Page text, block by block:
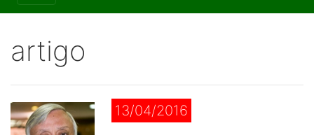
artigo
13/04/2016